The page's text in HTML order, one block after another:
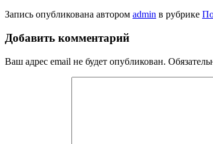
Запись опубликована автором admin в рубрике
Добавить комментарий
Ваш адрес email не будет опубликован.